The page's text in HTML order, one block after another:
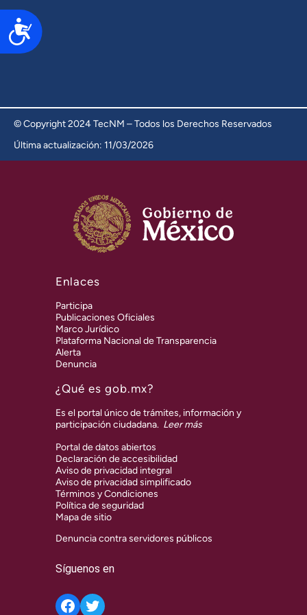
Accesibilidad
© Copyright 2024 TecNM – Todos los Derechos Reservados
Última actualización: 11/03/2026
Enlaces
Participa
Publicaciones Oficiales
Marco Jurídico
Plataforma Nacional de Transparencia
Alerta
Denuncia
¿Qué es gob.mx?
Es el portal único de trámites, información y
participación ciudadana. Leer más
Portal de datos abiertos
Declaración de accesibilidad
Aviso de privacidad integral
Aviso de privacidad simplificado
Términos y Condiciones
Política de seguridad
Mapa de sitio
Denuncia contra servidores públicos
Síguenos en
Twitter